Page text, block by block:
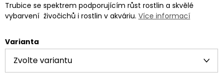
Trubice se spektrem podporujícím růst rostlin a skvělé
vybarvení živočichů i rostlin v akváriu. Více informací
Varianta